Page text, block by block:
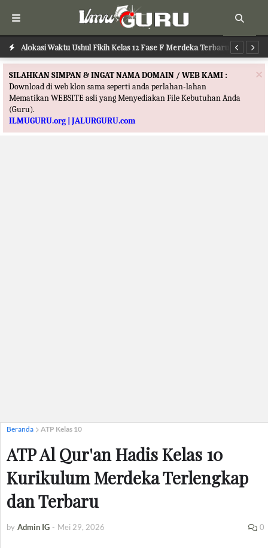
Alokasi Waktu Ushul Fikih Kelas 12 Fase F Merdeka Terbaru
Alokasi Waktu Ilmu Tafsir Kelas 12 Fase F Merdeka Terbaru
×
SILAHKAN SIMPAN & INGAT NAMA DOMAIN / WEB KAMI :
Download di web klon sama seperti anda perlahan-lahan
Mematikan WEBSITE asli yang Menyediakan File Kebutuhan Anda
(Guru).
ILMUGURU.org | JALURGURU.com
Beranda ATP Kelas 10
ATP Al Qur'an Hadis Kelas 10
Kurikulum Merdeka Terlengkap
dan Terbaru
by Admin IG - Mei 29, 2026 0